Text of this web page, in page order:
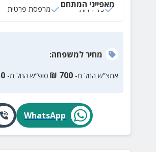
ועוד שלל פינוקים.
מאפייני המתחם
15 דירות מרפסת פרטית
מחירלמשפחה:
אמצ”ש החל מ- 700
₪ סופ”ש החל מ-
WhatsApp